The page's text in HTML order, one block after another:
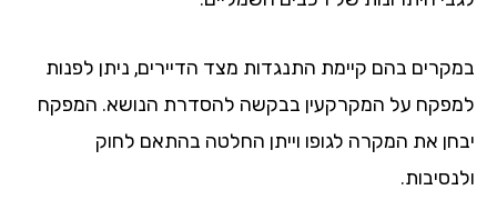
בהם קיימת התנגדות מצד הדיירים, ניתן לפנות
על המקרקעין בבקשה להסדרת הנושא. המפקח
את המקרה לגופו וייתן החלטה בהתאם לחוק